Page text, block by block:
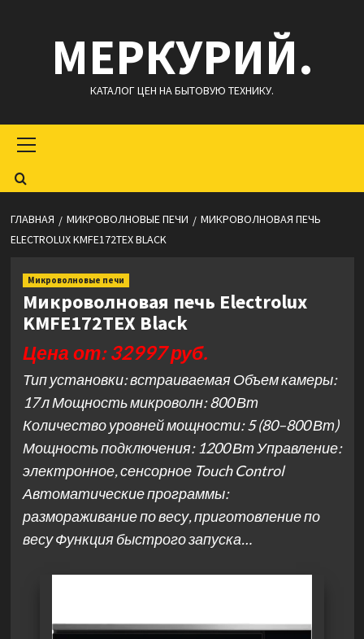
содержимомуМЕРКУРИЙ.
КАТАЛОГ ЦЕН НА БЫТОВУЮ ТЕХНИКУ.
меню
ГЛАВНАЯ МИКРОВОЛНОВЫЕ ПЕЧИ
МИКРОВОЛНОВАЯ ПЕЧЬ
ELECTROLUX KMFE172TEX BLACK
Микроволновые печи
Микроволновая печь Electrolux
KMFE172TEX Black
Цена от: 32997 руб.
Тип установки: встраиваемая Объем камеры:
17 л Мощность микроволн: 800 Вт
Количество уровней мощности: 5 (80–800 Вт)
Мощность подключения: 1200 Вт Управление:
электронное, сенсорное Touch Control
Автоматические программы:
размораживание по весу, приготовление по
весу Функция быстрого запуска…